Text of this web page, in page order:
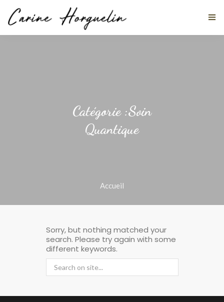
Catégorie :Soin
Quantique
Accueil
Sorry, but nothing matched your
search. Please try again with some
different keywords.